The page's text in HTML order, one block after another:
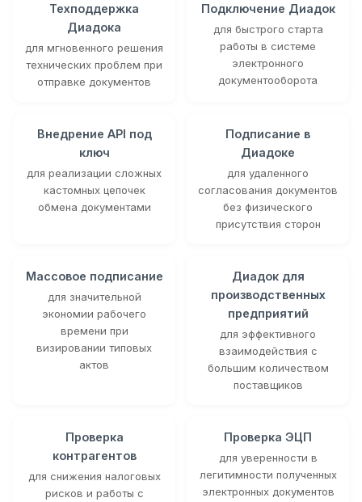
Техподдержка
Диадока
для мгновенного решения
технических проблем при
отправке документов
Подключение Диадок
для быстрого старта
работы в системе
электронного
документооборота
Внедрение API под
ключ
для реализации сложных
кастомных цепочек
обмена документами
Подписание в
Диадоке
для удаленного
согласования документов
без физического
присутствия сторон
Массовое подписание
для значительной
экономии рабочего
времени при
визировании типовых
актов
Диадок для
производственных
предприятий
для эффективного
взаимодействия с
большим количеством
поставщиков
Проверка
контрагентов
для снижения налоговых
рисков и работы с
Проверка ЭЦП
для уверенности в
легитимности полученных
электронных документов